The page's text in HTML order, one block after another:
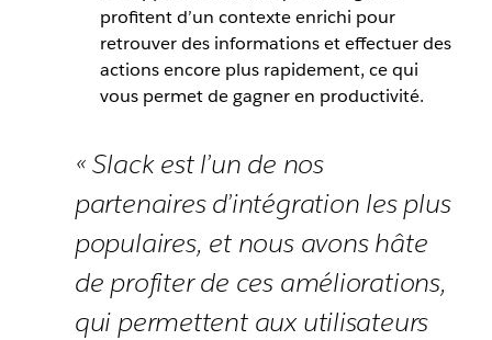
profitent d’un contexte enrichi pour
retrouver des informations et effectuer des
actions encore plus rapidement, ce qui
vous permet de gagner en productivité.
« Slack est l’un de nos
partenaires d’intégration les plus
populaires, et nous avons hâte
de profiter de ces améliorations,
qui permettent aux utilisateurs